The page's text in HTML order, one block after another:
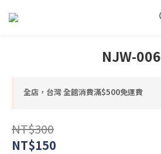
NJW-006
全店，台灣 全館消費滿$500免運費
NT$300
NT$150